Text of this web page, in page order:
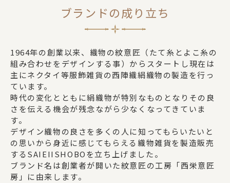
ブランドの成り立ち
1964年の創業以来、織物の紋意匠（たて糸とよこ糸の
組み合わせをデザインする事）からスタートし現在は
主にネクタイ等服飾雑貨の西陣織絹織物の製造を行っ
ています。
時代の変化とともに絹織物が特別なものとなりその良
さを伝える機会が残念ながら少なくなってきていま
す。
デザイン織物の良さを多くの人に知ってもらいたいと
の思いから身近に感じてもらえる織物雑貨を製造販売
するSAIEIISHOBOを立ち上げました。
ブランド名は創業者が開いた紋意匠の工房「西栄意匠
房」に由来します。